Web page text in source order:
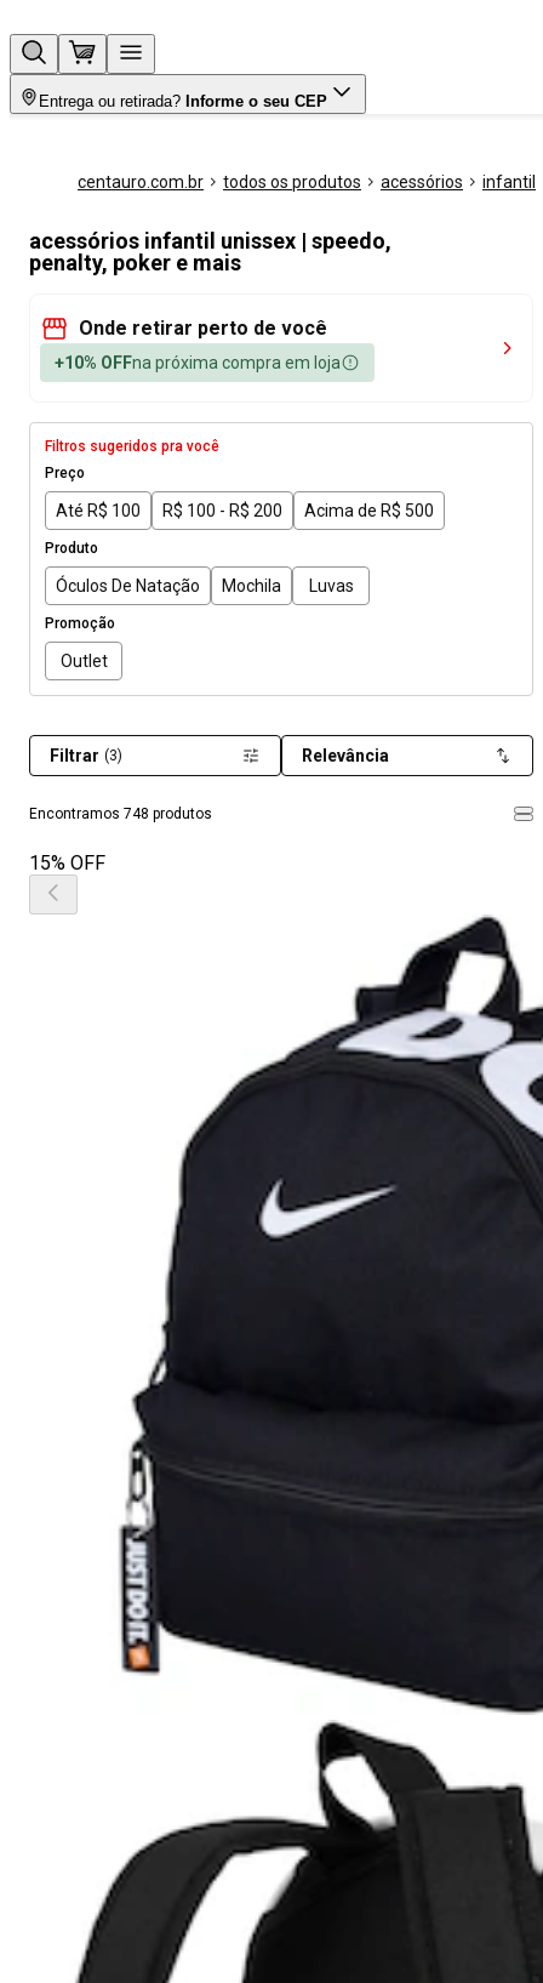
Entrega ou retirada? Informe o seu CEP
centauro.com.br todos os produtos acessórios infantil
acessórios infantil unissex | speedo,
penalty, poker e mais
Onde retirar perto de você
+10% OFFna próxima compra em loja
Filtros sugeridos pra você
Preço
Até R$ 100 R$ 100 - R$ 200 Acima de R$ 500
Produto
Óculos De Natação Mochila Luvas
Promoção
Outlet
Encontramos 748 produtos
Filtrar (3) Relevância
15% OFF